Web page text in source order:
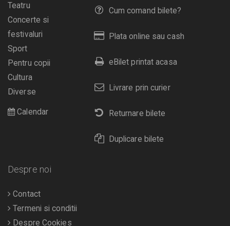
Cum comand bilete?
Plata online sau cash
eBilet printat acasa
Livrare prin curier
Returnare bilete
Duplicare bilete
Teatru
Concerte si
festivaluri
Sport
Pentru copii
Cultura
Diverse
Calendar
Despre noi
Contact
Termeni si conditii
Despre Cookies